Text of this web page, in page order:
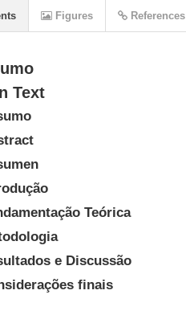
Text
Teórica
e Discussão
finais
Figures References